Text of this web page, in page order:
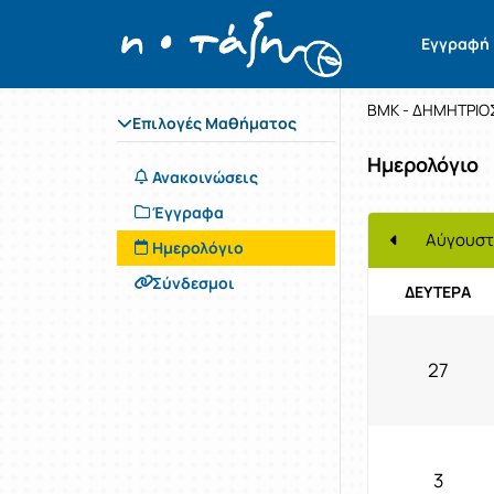
Εγγραφή
Επιλογές Μαθήματος
Ανακοινώσεις
Έγγραφα
Ημερολόγιο
Σύνδεσμοι
Μάθημα :
Κωδικός :
ΒΜΚ -
Ημερολόγιο
ΔΕΥΤΈΡΑ
27
3